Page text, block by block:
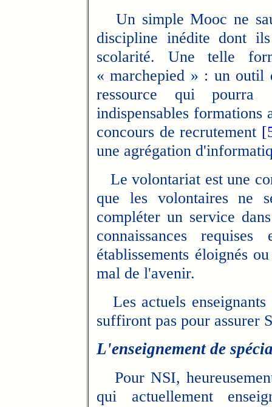
Un simple Mooc ne
discipline inédite dont
scolarité. Une telle
« marchepied » : un outil
ressource qui
indispensables formations
concours de recrutement
une agrégation
Le volontariat est une
que les volontaires ne
compléter un service
connaissances
établissements éloignés
mal de l'avenir.
Les actuels
suffiront pas pour assurer
L'enseignement de
Pour NSI,
qui actuellement